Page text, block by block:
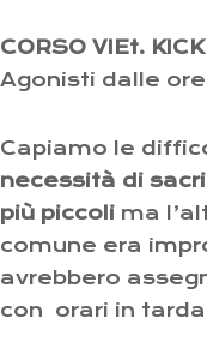
CORSO VIEt.
Agonisti dalle
Capiamo le
necessità di
più piccoli ma
comune era
avrebbero
con orari in